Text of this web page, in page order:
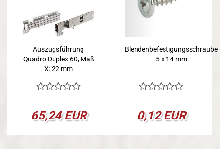
Auszugsführung
Quadro Duplex 60, Maß
X: 22 mm
65,24 EUR
Blendenbefestigungsschraube
5 x 14 mm
0,12 EUR